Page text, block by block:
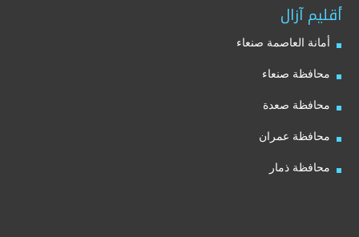
أقليم آزال
أمانة العاصمة صنعاء
محافظة صنعاء
محافظة صعدة
محافظة عمران
محافظة ذمار